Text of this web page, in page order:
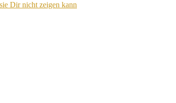
Dir nicht zeigen kann